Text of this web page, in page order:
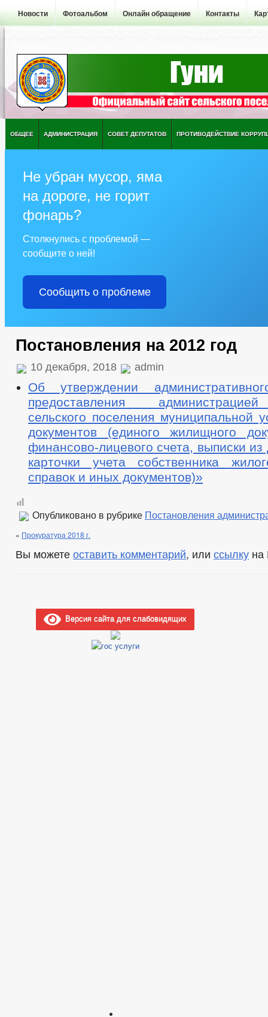
Новости Фотоальбом Онлайн обращение Контакты
ОБЩЕЕ АДМИНИСТРАЦИЯ СОВЕТ ДЕПУТАТОВ ПРОТИВОДЕЙСТВИЕ
Не убран мусор, яма
на дороге, не горит
фонарь?
Столкнулись с проблемой —
сообщите о ней!
Сообщить о проблеме
Постановления на 2012 год
10 декабря, 2018 admin
Об утверждении
предоставления
сельского поселения муниципальной
документов (единого жилищного
финансово-лицевого счета, выписки из
карточки учета собственника
справок и иных документов)»
Опубликовано в рубрике Постановления
« Прокуратура 2018 г.
Вы можете оставить комментарий, или ссылку на
Версия сайта для слабовидящих